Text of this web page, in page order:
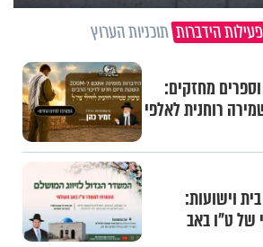
פעילות הידברות תוכניות הערוץ
וספרים מחזקים:
רוחנית לאלפי
וישועות:
של ט"ו באב